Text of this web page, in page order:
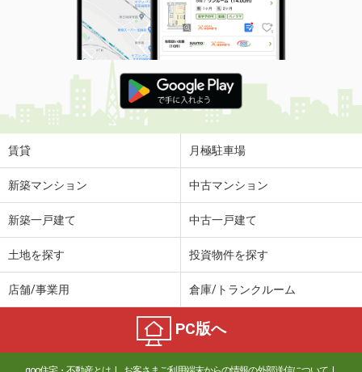
賃貸 月極駐車場
新築マンション 中古マンション
新築一戸建て 中古一戸建て
土地を探す 投資物件を探す
店舗/事業用 倉庫/トランクルーム
PC版へ